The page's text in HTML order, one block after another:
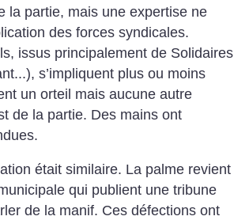
la partie, mais une expertise ne
des forces syndicales.
issus principalement de Solidaires
s’impliquent plus ou moins
un orteil mais aucune autre
de la partie. Des mains ont
était similaire. La palme revient
qui publient une tribune
de la manif. Ces défections ont